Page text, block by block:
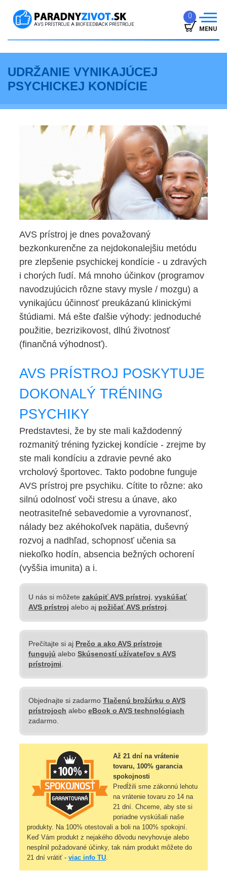
AVS PRÍSTROJE A BIOFEEDBACK PRÍSTROJE
MENU
PREČO TO FUNGUJE
ÚČINKY
SKÚSENOSTI
ČLÁNKY
PREDAJŇA
KONTAKT
ESHOP
0
UDRŽANIE VYNIKAJÚCEJ
PSYCHICKEJ KONDÍCIE
AVS prístroj je dnes považovaný
bezkonkurenčne za nejdokonalejšiu metódu
pre zlepšenie psychickej kondície - u zdravých
i chorých ľudí. Má mnoho účinkov (programov
navodzujúcich rôzne stavy mysle / mozgu) a
vynikajúcu účinnosť preukázanú klinickými
štúdiami. Má ešte ďalšie výhody: jednoduché
použitie, bezrizikovost, dlhú životnosť
(finančná výhodnosť).
AVS PRÍSTROJ POSKYTUJE
DOKONALÝ TRÉNING
PSYCHIKY
Predstavtesi, že by ste mali každodenný
rozmanitý tréning fyzickej kondície - zrejme by
ste mali kondíciu a zdravie pevné ako
vrcholový športovec. Takto podobne funguje
AVS prístroj pre psychiku. Cítite to rôzne: ako
silnú odolnosť voči stresu a únave, ako
neotrasiteľné sebavedomie a vyrovnanosť,
nálady bez akéhokoľvek napätia, duševný
rozvoj a nadhľad, schopnosť učenia sa
niekoľko hodín, absencia bežných ochorení
(vyššia imunita) a i.
U nás si môžete zakúpiť AVS prístroj vyskúšať
AVS prístroj alebo aj požičať AVS prístroj
Prečítajte si aj Prečo a ako AVS prístroje
fungujú alebo Skúseností užívateľov s AVS
prístrojmi
Objednajte si zadarmo Tlačenú brožúrku o AVS
prístrojoch alebo eBook o AVS technológiach
zadarmo.
Až 21 dní na vrátenie
tovaru, 100% garancia
spokojnosti
Predĺžili sme zákonnú lehotu
na vrátenie tovaru zo 14 na
21 dní. Chceme, aby ste si
poriadne vyskúšali naše
produkty. Na 100% otestovali a boli na 100% spokojní.
Keď Vám produkt z nejakého dôvodu nevyhovuje alebo
nesplnil požadované účinky, tak nám produkt môžete do
21 dní vrátiť - viac info TU